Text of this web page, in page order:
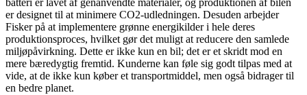
batteri er lavet af genanvendte materialer, og produktionen af bilen
er designet til at minimere CO2-udledningen. Desuden arbejder
Fisker på at implementere grønne energikilder i hele deres
produktionsproces, hvilket gør det muligt at reducere den samlede
miljøpåvirkning. Dette er ikke kun en bil; det er et skridt mod en
mere bæredygtig fremtid. Kunderne kan føle sig godt tilpas med at
vide, at de ikke kun køber et transportmiddel, men også bidrager til
en bedre planet.